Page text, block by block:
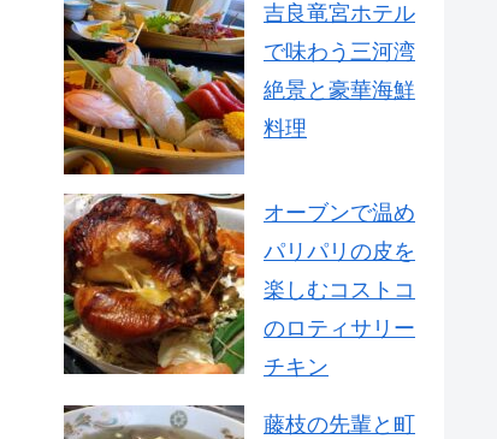
吉良竜宮ホテル
で味わう三河湾
絶景と豪華海鮮
料理
オーブンで温め
パリパリの皮を
楽しむコストコ
のロティサリー
チキン
藤枝の先輩と町